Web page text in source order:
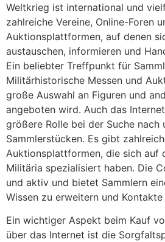
Weltkrieg ist international und
zahlreiche Vereine, Online-Foren
Auktionsplattformen, auf denen
austauschen, informieren und
Ein beliebter Treffpunkt für
Militärhistorische Messen und
große Auswahl an Figuren und
angeboten wird. Auch das
größere Rolle bei der Suche nach
Sammlerstücken. Es gibt
Auktionsplattformen, die sich auf
Militäria spezialisiert haben. Die
und aktiv und bietet Sammlern
Wissen zu erweitern und
Ein wichtiger Aspekt beim Kauf
über das Internet ist die